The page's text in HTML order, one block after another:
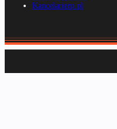
Kancelarierp.pl